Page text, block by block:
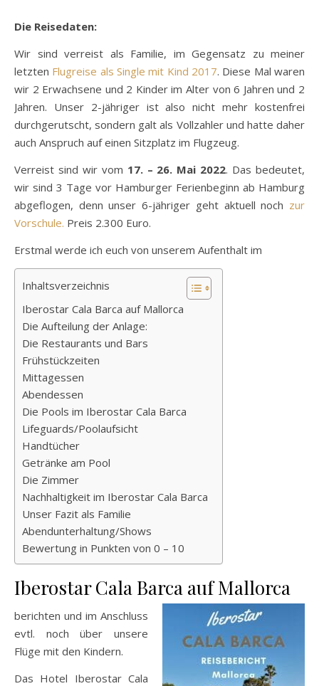
Die Reisedaten:
Wir sind verreist als Familie, im Gegensatz zu meiner
letzten Flugreise als Single mit Kind 2017. Diese Mal waren
wir 2 Erwachsene und 2 Kinder im Alter von 6 Jahren und 2
Jahren. Unser 2-jähriger ist also nicht mehr kostenfrei
durchgerutscht, sondern galt als Vollzahler und hatte daher
auch Anspruch auf einen Sitzplatz im Flugzeug.
Verreist sind wir vom 17. – 26. Mai 2022. Das bedeutet,
wir sind 3 Tage vor Hamburger Ferienbeginn ab Hamburg
abgeflogen, denn unser 6-jähriger geht aktuell noch zur
Vorschule. Preis 2.300 Euro.
Erstmal werde ich euch von unserem Aufenthalt im
Inhaltsverzeichnis
Iberostar Cala Barca auf Mallorca
Die Aufteilung der Anlage:
Die Restaurants und Bars
Frühstückzeiten
Mittagessen
Abendessen
Die Pools im Iberostar Cala Barca
Lifeguards/Poolaufsicht
Handtücher
Getränke am Pool
Die Zimmer
Nachhaltigkeit im Iberostar Cala Barca
Unser Fazit als Familie
Abendunterhaltung/Shows
Bewertung in Punkten von 0 – 10
Iberostar Cala Barca auf Mallorca
berichten und im Anschluss
evtl. noch über unsere
Flüge mit den Kindern.
Das Hotel Iberostar Cala